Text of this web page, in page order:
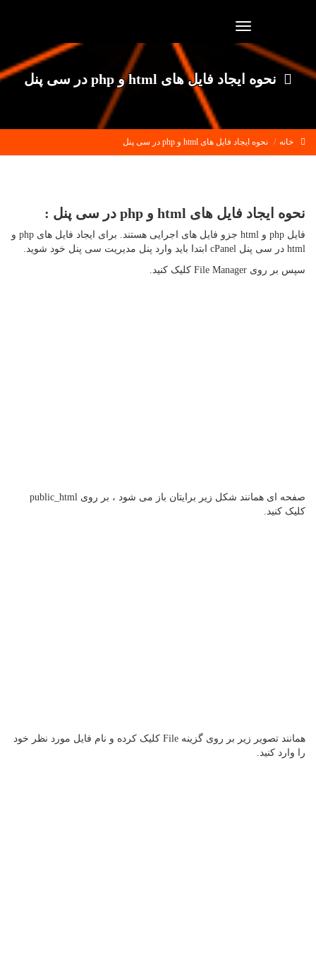
Toggle
navigation
نحوه ایجاد فایل های html و php در سی پنل
خانه نحوه ایجاد فایل های html و php در سی پنل
نحوه ایجاد فایل های html و php در سی پنل :
فایل php و html جزو فایل های اجرایی هستند. برای ایجاد فایل های php و
html در سی پنل cPanel ابتدا باید وارد پنل مدیریت سی پنل خود شوید.
سپس بر روی File Manager کلیک کنید.
صفحه ای همانند شکل زیر برایتان باز می شود ، بر روی public_html
کلیک کنید.
همانند تصویر زیر بر روی گزینه File کلیک کرده و نام فایل مورد نظر خود
را وارد کنید.